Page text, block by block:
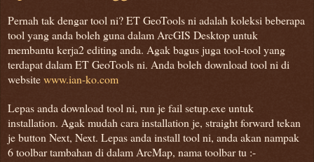
Pernah tak dengar tool ni? ET GeoTools ni adalah koleksi beberapa
tool yang anda boleh guna dalam ArcGIS Desktop untuk
membantu kerja2 editing anda. Agak bagus juga tool-tool yang
terdapat dalam ET GeoTools ni. Anda boleh download tool ni di
websitewww.ian-ko.com
Lepas anda download tool ni, run je fail setup.exe untuk
installation. Agak mudah cara installation je, straight forward tekan
je button Next, Next. Lepas anda install tool ni, anda akan nampak
6 toolbar tambahan di dalam ArcMap, nama toolbar tu :-